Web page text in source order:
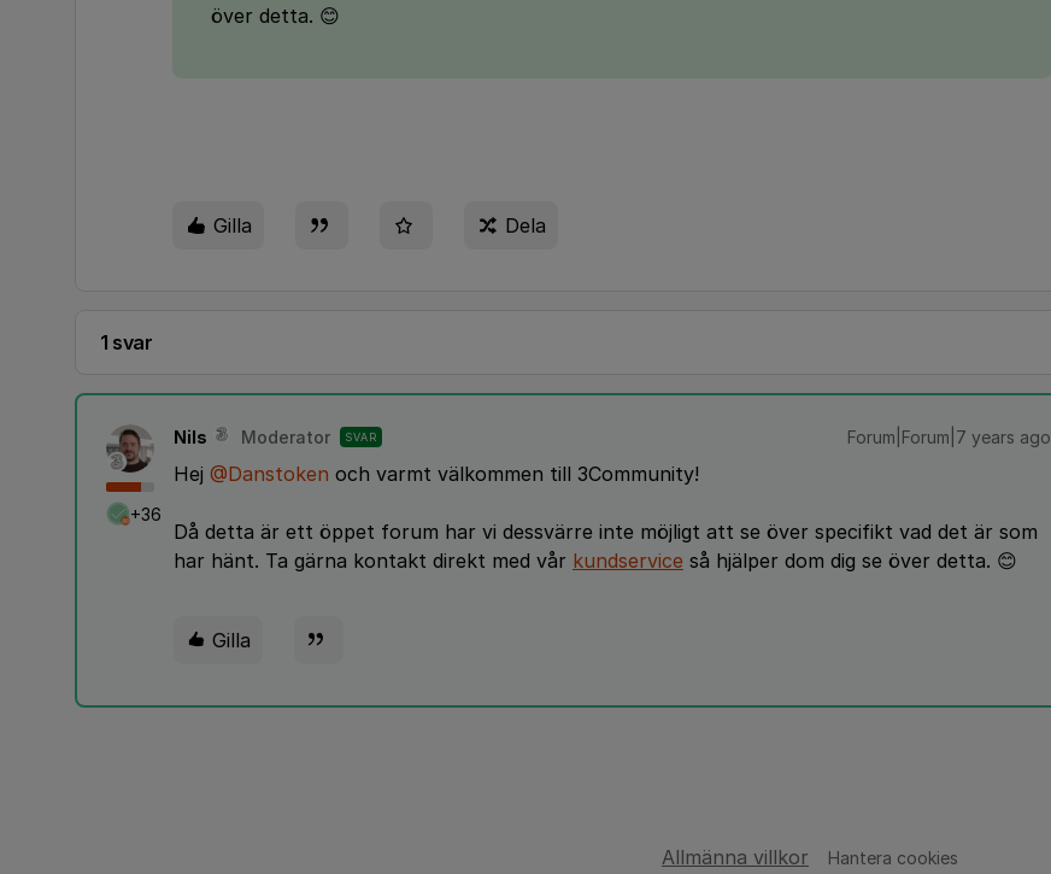
över detta. 😊
Gilla Dela
1 svar
+36
Nils Moderator SVAR Forum|Forum|7 years ago
Hej @Danstoken och varmt välkommen till 3Community!
Då detta är ett öppet forum har vi dessvärre inte möjligt att se över specifikt vad det är som
har hänt. Ta gärna kontakt direkt med vår kundservice så hjälper dom dig se över detta. 😊
Gilla
Allmänna villkor Hantera cookies